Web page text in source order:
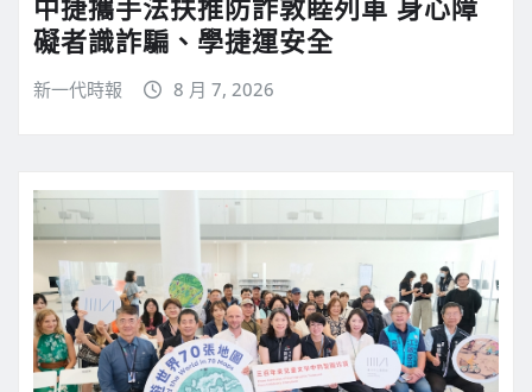
中捷攜手法扶推防詐敦睦列車 身心障
礙者識詐騙、學捷運安全
新一代時報 8 月 7, 2026